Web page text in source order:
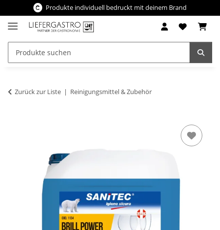
Produkte individuell bedruckt mit deinem Brand
Zurück zur Liste Reinigungsmittel & Zubehör